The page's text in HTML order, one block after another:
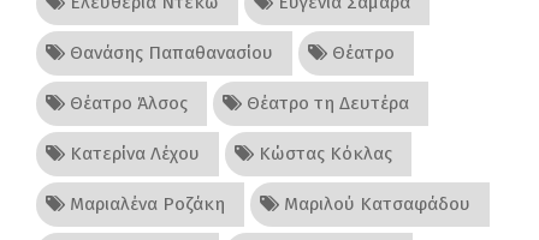
Θανάσης Παπαθανασίου Θέατρο
Θέατρο Άλσος Θέατρο τη Δευτέρα
Κατερίνα Λέχου Κώστας Κόκλας
Μαριαλένα Ροζάκη Μαριλού Κατσαφάδου